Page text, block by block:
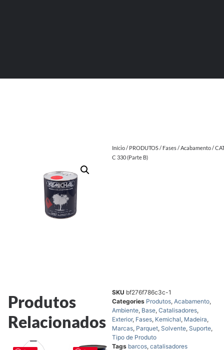
Início/ PRODUTOS/ Fases/Acabamento/
C 330 (Parte B)
Produtos
Relacionados
SKU bf276f786c3c-1
Categories Produtos, Acabamento,
Ambiente, Base, Catalisadores,
Exterior, Fases, Kemichal, Madeira,
Marcas, Parquet, Solvente, Suporte,
Tipo de Produto
Tags barcos, catalisadores